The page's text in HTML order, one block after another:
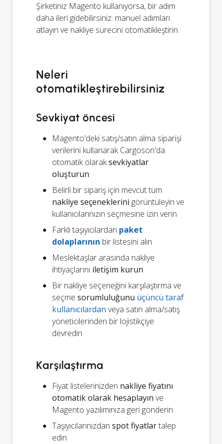
Şirketiniz Magento kullanıyorsa, bir adım
daha ileri gidebilirsiniz: manuel adımları
atlayın ve nakliye sürecini otomatikleştirin.
Neleri
otomatikleştirebilirsiniz
Sevkiyat öncesi
Magento'deki satış/satın alma siparişi
verilerini kullanarak Cargoson'da
otomatik olaraksevkiyatlar
oluşturun
Belirli bir sipariş için mevcut tüm
nakliye seçeneklerini görüntüleyin ve
kullanıcılarınızın seçmesine izin verin
Farklı taşıyıcılardan paket
dolaplarının bir listesini alın
Meslektaşlar arasında nakliye
ihtiyaçlarını iletişim kurun
Bir nakliye seçeneğini karşılaştırma ve
seçme sorumluluğunu üçüncü taraf
kullanıcılardan veya satın alma/satış
yöneticilerinden bir lojistikçiye
devredin
Karşılaştırma
Fiyat listelerinizden nakliye fiyatını
otomatik olarak hesaplayın ve
Magento yazılımınıza geri gönderin
Taşıyıcılarınızdan spot fiyatlartalep
edin